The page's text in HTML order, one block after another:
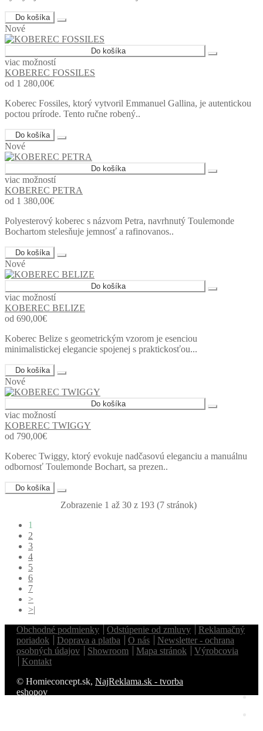
Do košíka
Nové
Do košíka
viac možností
KOBEREC FOSSILES
od 1 280,00€
Koberec Fossiles, ktorý vytvoril Emmanuel Gallina, je autentickou
poctou prírode. Tento ručne robený..
Do košíka
Nové
Do košíka
viac možností
KOBEREC PETRA
od 1 380,00€
Polyesterový koberec s názvom Petra, navrhnutý Toulemonde
Bochartom stelesňuje jemnosť a rafinovanos..
Do košíka
Nové
Do košíka
viac možností
KOBEREC BELIZE
od 690,00€
Koberec Belize s geometrickým vzorom je esenciou
minimalistickej elegancie spojenej s praktickosťou...
Do košíka
Nové
Do košíka
viac možností
KOBEREC TWIGGY
od 790,00€
Koberec Twiggy, ktorý evokuje nadčasovú eleganciu a manuálnu
odbornosť Toulemonde Bochart, sa prezen..
Do košíka
Zobrazenie 1 až 30 z 193 (7 stránok)
1
2
3
4
5
6
7
>
>|
Obchodné podmienky
Odstúpenie od zmluvy
Reklamačný
poriadok
Doprava a platba O nás
Newsletter - ochrana
osobných údajov
Showroom Mapa stránok
Výrobcovia
Kontakt
© Homieconcept.sk, NajReklama.sk - tvorba
eshopov